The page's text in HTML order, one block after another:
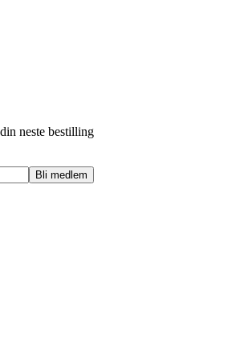
neste bestilling
Bli medlem